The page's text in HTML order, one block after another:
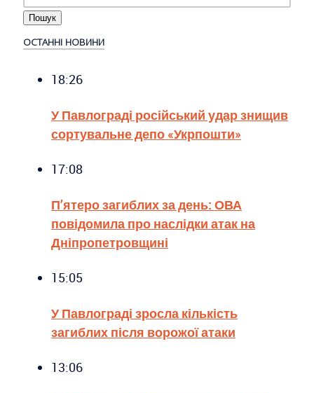
ОСТАННІ НОВИНИ
18:26
У Павлограді російський удар знищив
сортувальне депо «Укрпошти»
17:08
П’ятеро загиблих за день: ОВА
повідомила про наслідки атак на
Дніпропетровщині
15:05
У Павлограді зросла кількість
загиблих після ворожої атаки
13:06